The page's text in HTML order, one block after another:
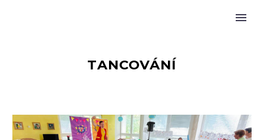
TANCOVÁNÍ